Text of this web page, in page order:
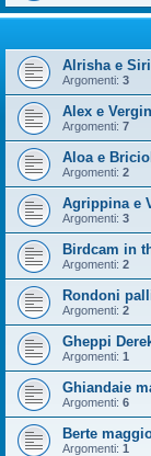
Alrisha e
Argomenti: 3
Alex e
Argomenti: 7
Aloa e
Argomenti: 2
Agrippina e
Argomenti: 3
Birdcam in
Argomenti: 2
Rondoni
Argomenti: 2
Gheppi
Argomenti: 1
Ghiandaie
Argomenti: 6
Berte
Argomenti: 1